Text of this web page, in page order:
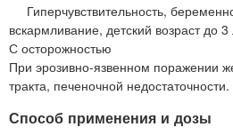
Гиперчувствительность,
вскармливание, детский возраст до 3
С осторожностью
При эрозивно-язвенном поражении
тракта, печеночной недостаточности.
Способ применения и дозы